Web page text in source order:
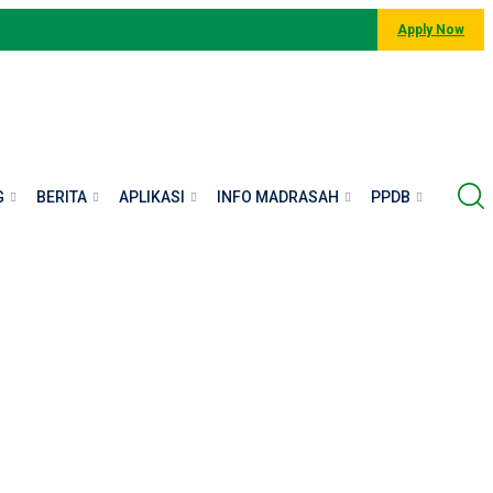
Apply Now
BERITA APLIKASI INFO MADRASAH PPDB